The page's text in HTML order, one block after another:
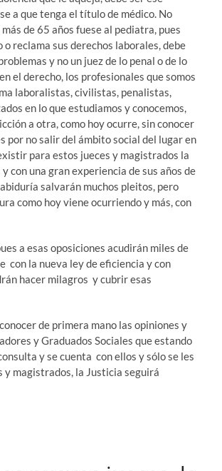
a que tenga el título de médico. No
de 65 años fuese al pediatra, pues
reclama sus derechos laborales, debe
y no un juez de lo penal o de lo
el derecho, los profesionales que somos
laboralistas, civilistas, penalistas,
en lo que estudiamos y conocemos,
a otra, como hoy ocurre, sin conocer
por no salir del ámbito social del lugar en
para estos jueces y magistrados la
con una gran experiencia de sus años de
salvarán muchos pleitos, pero
como hoy viene ocurriendo y más, con
a esas oposiciones acudirán miles de
con la nueva ley de eficiencia y con
hacer milagros y cubrir esas
de primera mano las opiniones y
y Graduados Sociales que estando
y se cuenta con ellos y sólo se les
y magistrados, la Justicia seguirá